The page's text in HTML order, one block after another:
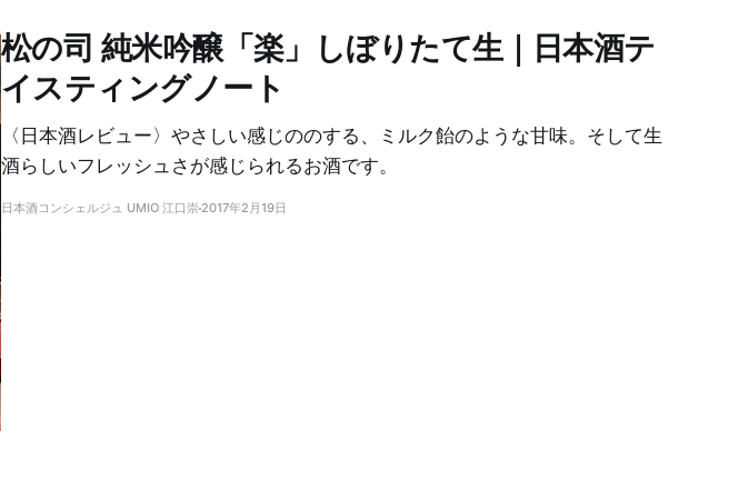
松の司 純米吟醸「楽」しぼりたて生｜日本酒テ
イスティングノート
〈日本酒レビュー〉やさしい感じののする、ミルク飴のような甘味。そして生
酒らしいフレッシュさが感じられるお酒です。
日本酒コンシェルジュ UMIO 江口崇 2017年2月19日